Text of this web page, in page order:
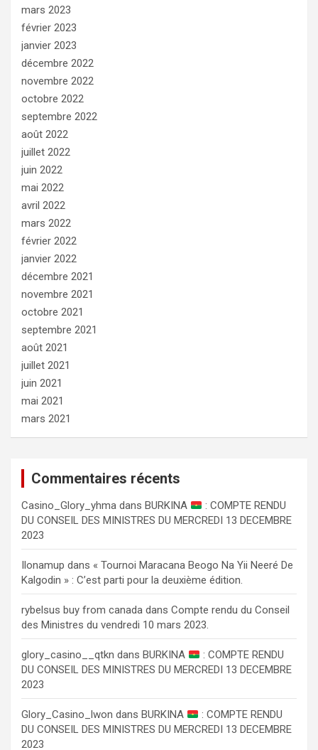
mars 2023
février 2023
janvier 2023
décembre 2022
novembre 2022
octobre 2022
septembre 2022
août 2022
juillet 2022
juin 2022
mai 2022
avril 2022
mars 2022
février 2022
janvier 2022
décembre 2021
novembre 2021
octobre 2021
septembre 2021
août 2021
juillet 2021
juin 2021
mai 2021
mars 2021
Commentaires récents
Сasino_Glory_yhma dans BURKINA
: COMPTE RENDU
DU CONSEIL DES MINISTRES DU MERCREDI 13 DECEMBRE
2023
Ilonamup dans « Tournoi Maracana Beogo Na Yii Neeré De
Kalgodin » : C’est parti pour la deuxième édition.
rybelsus buy from canada dans Compte rendu du Conseil
des Ministres du vendredi 10 mars 2023.
glory_casino__qtkn dans BURKINA
: COMPTE RENDU
DU CONSEIL DES MINISTRES DU MERCREDI 13 DECEMBRE
2023
Glory_Casino_lwon dans BURKINA
: COMPTE RENDU
DU CONSEIL DES MINISTRES DU MERCREDI 13 DECEMBRE
2023